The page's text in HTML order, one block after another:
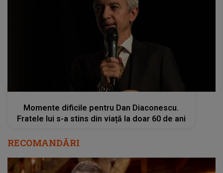
Momente dificile pentru Dan Diaconescu.
Fratele lui s-a stins din viață la doar 60 de ani